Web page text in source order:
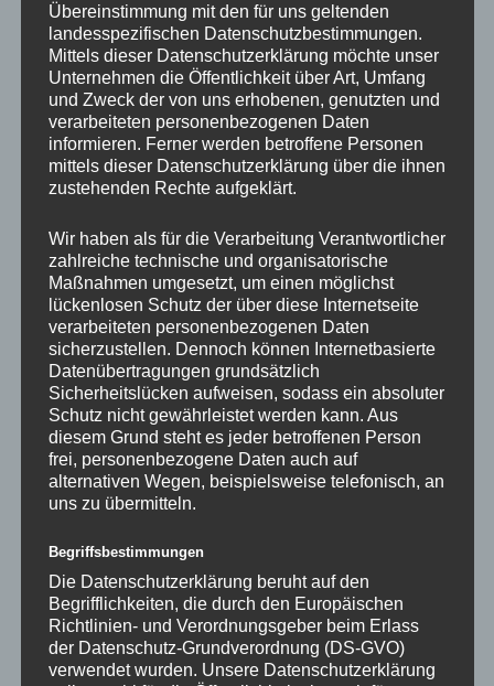
Im Anschluss berichtete Schriftführer Achim Fecker ausführlich
über die letzte Generalversammlung des Schachclubs vom
24.05.2025.
Jugendleiterin Melanie Mahr lobte die Bisinger Grundschüler, die
den Bezirksmeistertitel holten und auch bei den
Württembergischen Meisterschaften überzeugen konnten und
Jugendlichen im Training am Freitag wünscht Sie sich noch mehr
Unterstützung aus den Reihen der Aktiven Spielern, was im
Anschluss auch von den Aktiven zugesichert wurde. Nach den
Sommerferien soll das Training jeden Freitag eine halbe Stunde
später um 17:30 Uhr beginnen und dafür eine halbe Stunde länger
durchgeführt werden, das ermöglicht mehr Aktiven dabei sein zu
können.
Sachwart Achim Gulde hatte von keinen weiteren Anschaffungen
zu berichten, momentan sind alle erforderlichen Spielmaterialien
in ausreichendem Umfang vorhanden.
Frank Ott berichtete als Kassier des Vereins im Anschluss über
Mitgliederzahl hatte man im abgelaufenen Jahr insbesondere
durch das 75-jährige Jubiläum Mehrausgaben, die von den
Einnahmen bei weitem nicht aufgefangen werden konnten. Das
Vereinsvermögen ist daher um gut 5000.-€ geschmolzen. An der
Ausbildung der Jugendlichen und den regelmäßigen Trainings mit
Kevin Narr soll trotzdem nicht gespart werden, dafür hatte man
Übereinstimmung mit den für uns geltenden
landesspezifischen Datenschutzbestimmungen.
Mittels dieser Datenschutzerklärung möchte unser
Unternehmen die Öffentlichkeit über Art, Umfang
und Zweck der von uns erhobenen, genutzten und
verarbeiteten personenbezogenen Daten
informieren. Ferner werden betroffene Personen
mittels dieser Datenschutzerklärung über die ihnen
zustehenden Rechte aufgeklärt.
Wir haben als für die Verarbeitung Verantwortlicher
zahlreiche technische und organisatorische
Maßnahmen umgesetzt, um einen möglichst
lückenlosen Schutz der über diese Internetseite
verarbeiteten personenbezogenen Daten
sicherzustellen. Dennoch können Internetbasierte
Datenübertragungen grundsätzlich
Sicherheitslücken aufweisen, sodass ein absoluter
Schutz nicht gewährleistet werden kann. Aus
diesem Grund steht es jeder betroffenen Person
frei, personenbezogene Daten auch auf
alternativen Wegen, beispielsweise telefonisch, an
uns zu übermitteln.
Begriffsbestimmungen
Die Datenschutzerklärung beruht auf den
Begrifflichkeiten, die durch den Europäischen
Richtlinien- und Verordnungsgeber beim Erlass
der Datenschutz-Grundverordnung (DS-GVO)
verwendet wurden. Unsere Datenschutzerklärung